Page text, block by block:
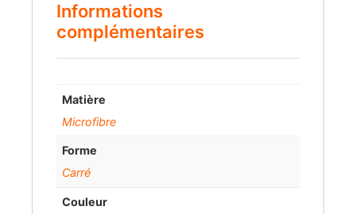
Informations
complémentaires
Matière
Microfibre
Forme
Carré
Couleur